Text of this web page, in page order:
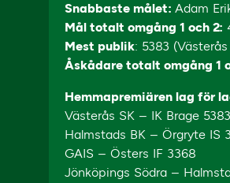
Snabbaste målet: Adam
Mål totalt omgång 1 och 2:
Mest publik: 5383
Åskådare totalt omgång 1
Hemmapremiären lag för
Västerås SK – IK Brage 5383
Halmstads BK – Örgryte IS
GAIS – Östers IF 3368
Jönköpings Södra –